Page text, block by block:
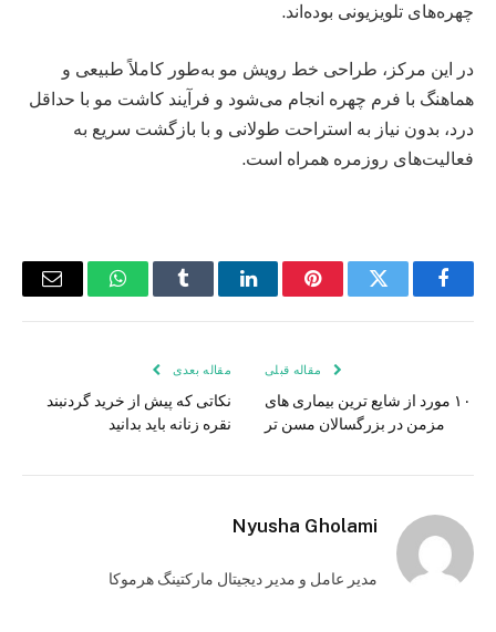
چهره‌های تلویزیونی بوده‌اند.
در این مرکز، طراحی خط رویش مو به‌طور کاملاً طبیعی و
هماهنگ با فرم چهره انجام می‌شود و فرآیند کاشت مو با حداقل
درد، بدون نیاز به استراحت طولانی و با بازگشت سریع به
فعالیت‌های روزمره همراه است.
فیس
توییتر پینترستلینکدین Tumblr واتس
ایمیل
مقاله قبلی
۱۰ مورد از شایع ترین بیماری های
مزمن در بزرگسالان مسن تر
مقاله بعدی
نکاتی که پیش از خرید گردنبند
نقره زنانه باید بدانید
Nyusha Gholami
مدیر عامل و مدیر دیجیتال مارکتینگ هرموکا